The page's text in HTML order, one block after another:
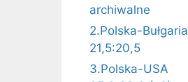
archiwalne
2.Polska-Bułgaria
21,5:20,5
3.Polska-USA